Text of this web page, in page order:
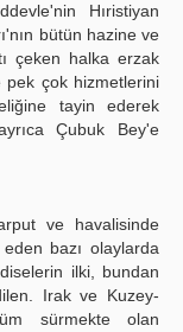
Hıristiyan
bütün hazine ve
çeken halka erzak
pek çok hizmetlerini
tayin ederek
Çubuk Bey'e
ve havalisinde
bazı olaylarda
ilki, bundan
Irak ve Kuzey-
sürmekte olan